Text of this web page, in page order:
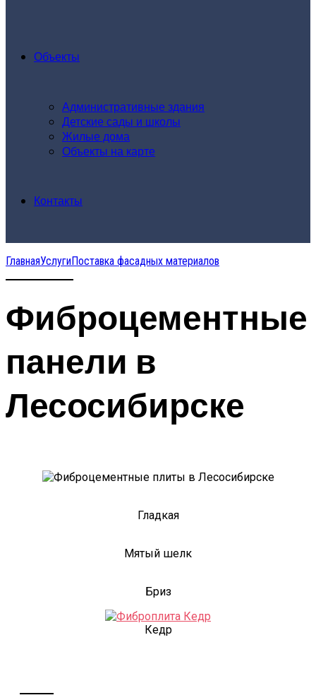
Объекты
Административные здания
Детские сады и школы
Жилые дома
Объекты на карте
Контакты
ГлавнаяУслугиПоставка фасадных материалов
Фиброцементные
панели в
Лесосибирске
Гладкая
Мятый шелк
Бриз
Кедр